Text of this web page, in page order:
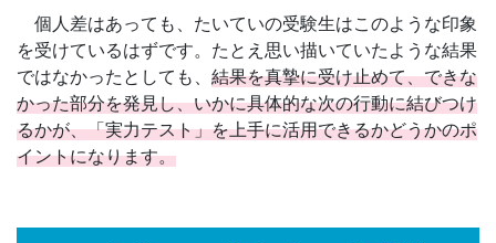
る
充
実
個人差はあっても、たいていの受験生はこのような印象
を受けているはずです。たとえ思い描いていたような結果
ではなかったとしても、 結果を真摯に受け止めて、できな
かった部分を発見し、いかに具体的な次の行動に結びつけ
るかが、「実力テスト」を上手に活用できるかどうかのポ
イントになります。